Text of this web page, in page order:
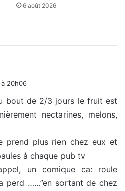
6 août 2026
20h06
bout de 2/3 jours le fruit est
nectarines, melons,
prend plus rien chez eux et
à chaque pub tv
un comique ca: roule
perd ……”en sortant de chez